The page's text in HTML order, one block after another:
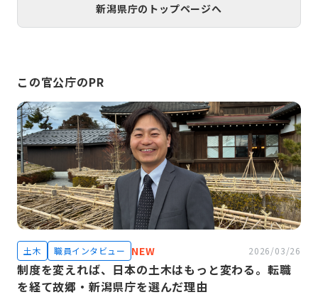
新潟県庁のトップページへ
この官公庁のPR
制度を変えれば、日本の土木はもっと変わる。転職
を経て故郷・新潟県庁を選んだ理由
土木 職員インタビュー NEW 2026/03/26